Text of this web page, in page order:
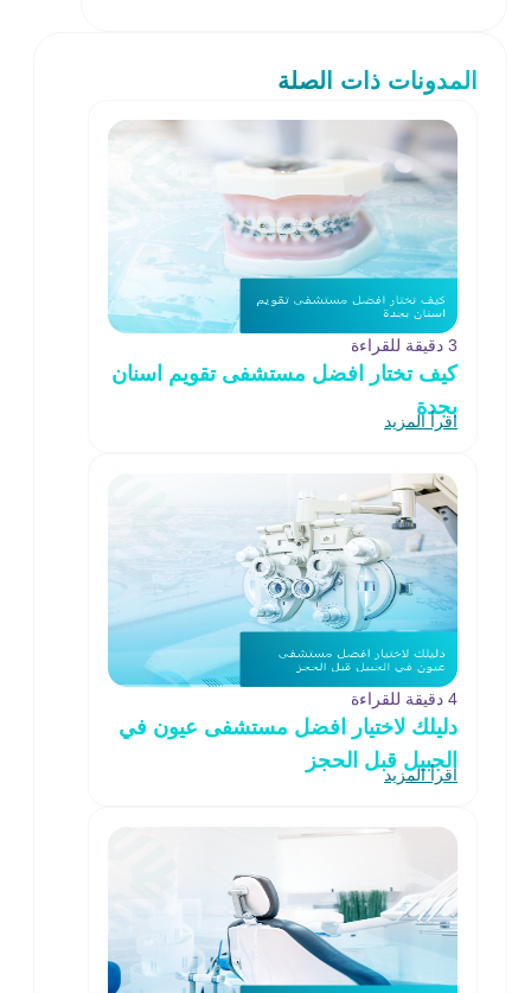
المدونات ذات الصلة
3 دقيقة للقراءة
كيف تختار افضل مستشفى تقويم اسنان
بجدة
اقرأ المزيد
4 دقيقة للقراءة
دليلك لاختيار افضل مستشفى عيون في
الجبيل قبل الحجز
اقرأ المزيد